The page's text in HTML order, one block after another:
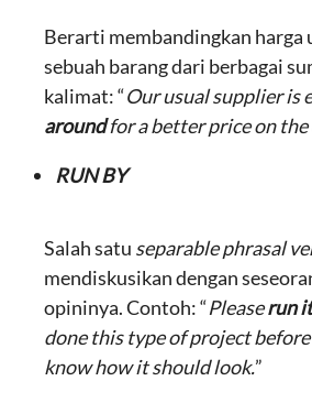
Berarti membandingkan harga
sebuah barang dari berbagai
kalimat: “Our usual supplier is
aroundfor a better price on the
RUN BY
Salah satu separable phrasal
mendiskusikan dengan
opininya. Contoh: “Pleaserun
done this type of project
know how it should look.”